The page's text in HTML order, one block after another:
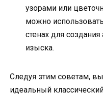
узорами или
можно
стенах для
изыска.
Следуя этим советам,
идеальный